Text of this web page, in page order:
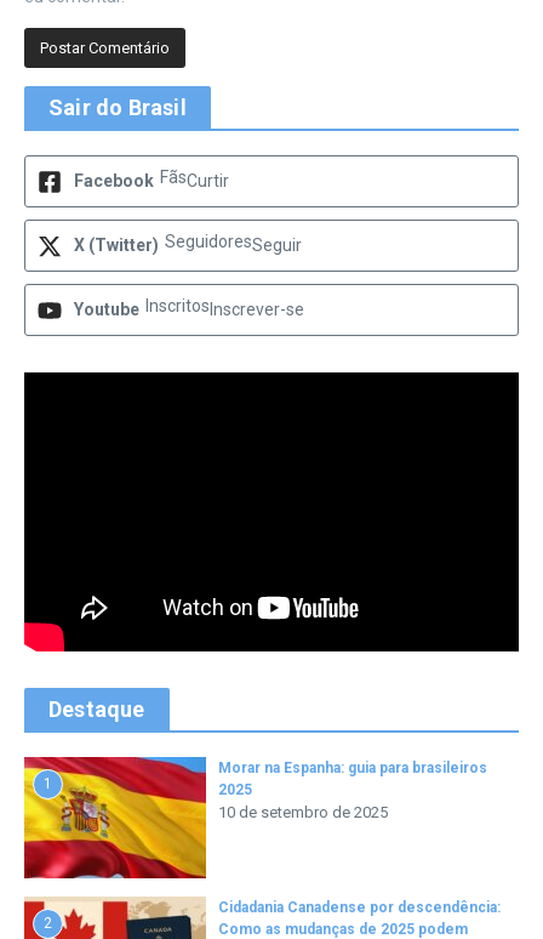
Sair do Brasil
Facebook FãsCurtir
X (Twitter) SeguidoresSeguir
Youtube Inscritos Inscrever-se
Destaque
1
Morar na Espanha: guia para brasileiros
2025
10 de setembro de 2025
2
Cidadania Canadense por descendência:
Como as mudanças de 2025 podem